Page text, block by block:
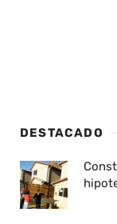
DESTACADO